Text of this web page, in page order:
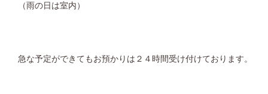
（雨の日は室内）
急な予定ができてもお預かりは２４時間受け付けております。